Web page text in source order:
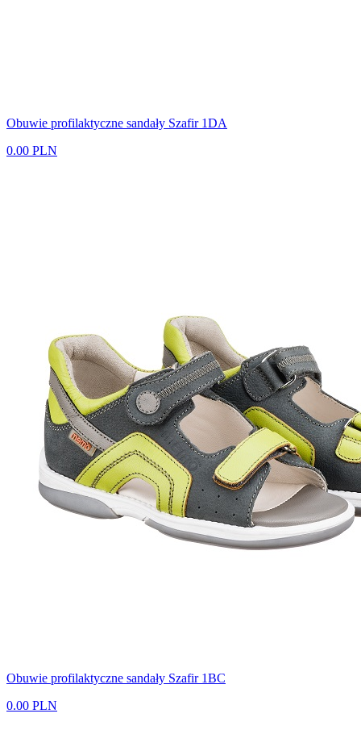
Obuwie profilaktyczne sandały Szafir 1DA
0.00 PLN
Obuwie profilaktyczne sandały Szafir 1BC
0.00 PLN